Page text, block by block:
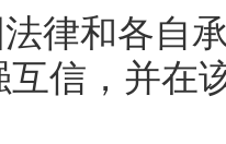
律和各自
信，并在